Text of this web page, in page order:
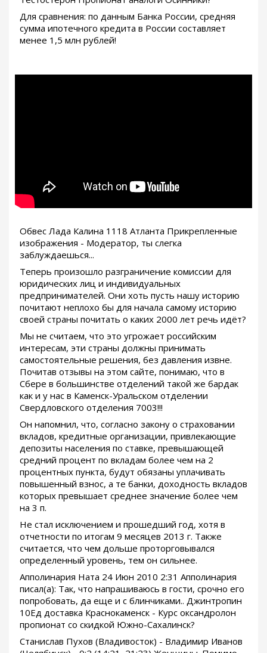
Для сравнения: по данным Банка России, средняя
сумма ипотечного кредита в России составляет
менее 1,5 млн рублей!
Обвес Лада Калина 1118 Атланта Прикрепленные
изображения - Модератор, ты слегка
заблуждаешься...
Теперь произошло разграничение комиссии для
юридических лиц и индивидуальных
предпринимателей. Они хоть пусть нашу историю
почитают неплохо бы для начала самому историю
своей страны почитать о каких 2000 лет речь идёт?
Мы не считаем, что это угрожает российским
интересам, эти страны должны принимать
самостоятельные решения, без давления извне.
Почитав отзывы на этом сайте, понимаю, что в
Сбере в большинстве отделений такой же бардак
как и у нас в Каменск-Уральском отделении
Свердловского отделения 7003!!!
Он напомнил, что, согласно закону о страховании
вкладов, кредитные организации, привлекающие
депозиты населения по ставке, превышающей
средний процент по вкладам более чем на 2
процентных пункта, будут обязаны уплачивать
повышенный взнос, а те банки, доходность вкладов
которых превышает среднее значение более чем
на 3 п.
Не стал исключением и прошедший год, хотя в
отчетности по итогам 9 месяцев 2013 г. Также
считается, что чем дольше проторговывался
определенный уровень, тем он сильнее.
Апполинария Ната 24 Июн 2010 2:31 Апполинария
писал(а): Так, что напрашиваюсь в гости, срочно его
попробовать, да еще и с блинчиками.. Джинтропин
10Ед доставка Краснокаменск - Курс оксандролон
пропионат со скидкой Южно-Сахалинск?
Станислав Пухов (Владивосток) - Владимир Иванов